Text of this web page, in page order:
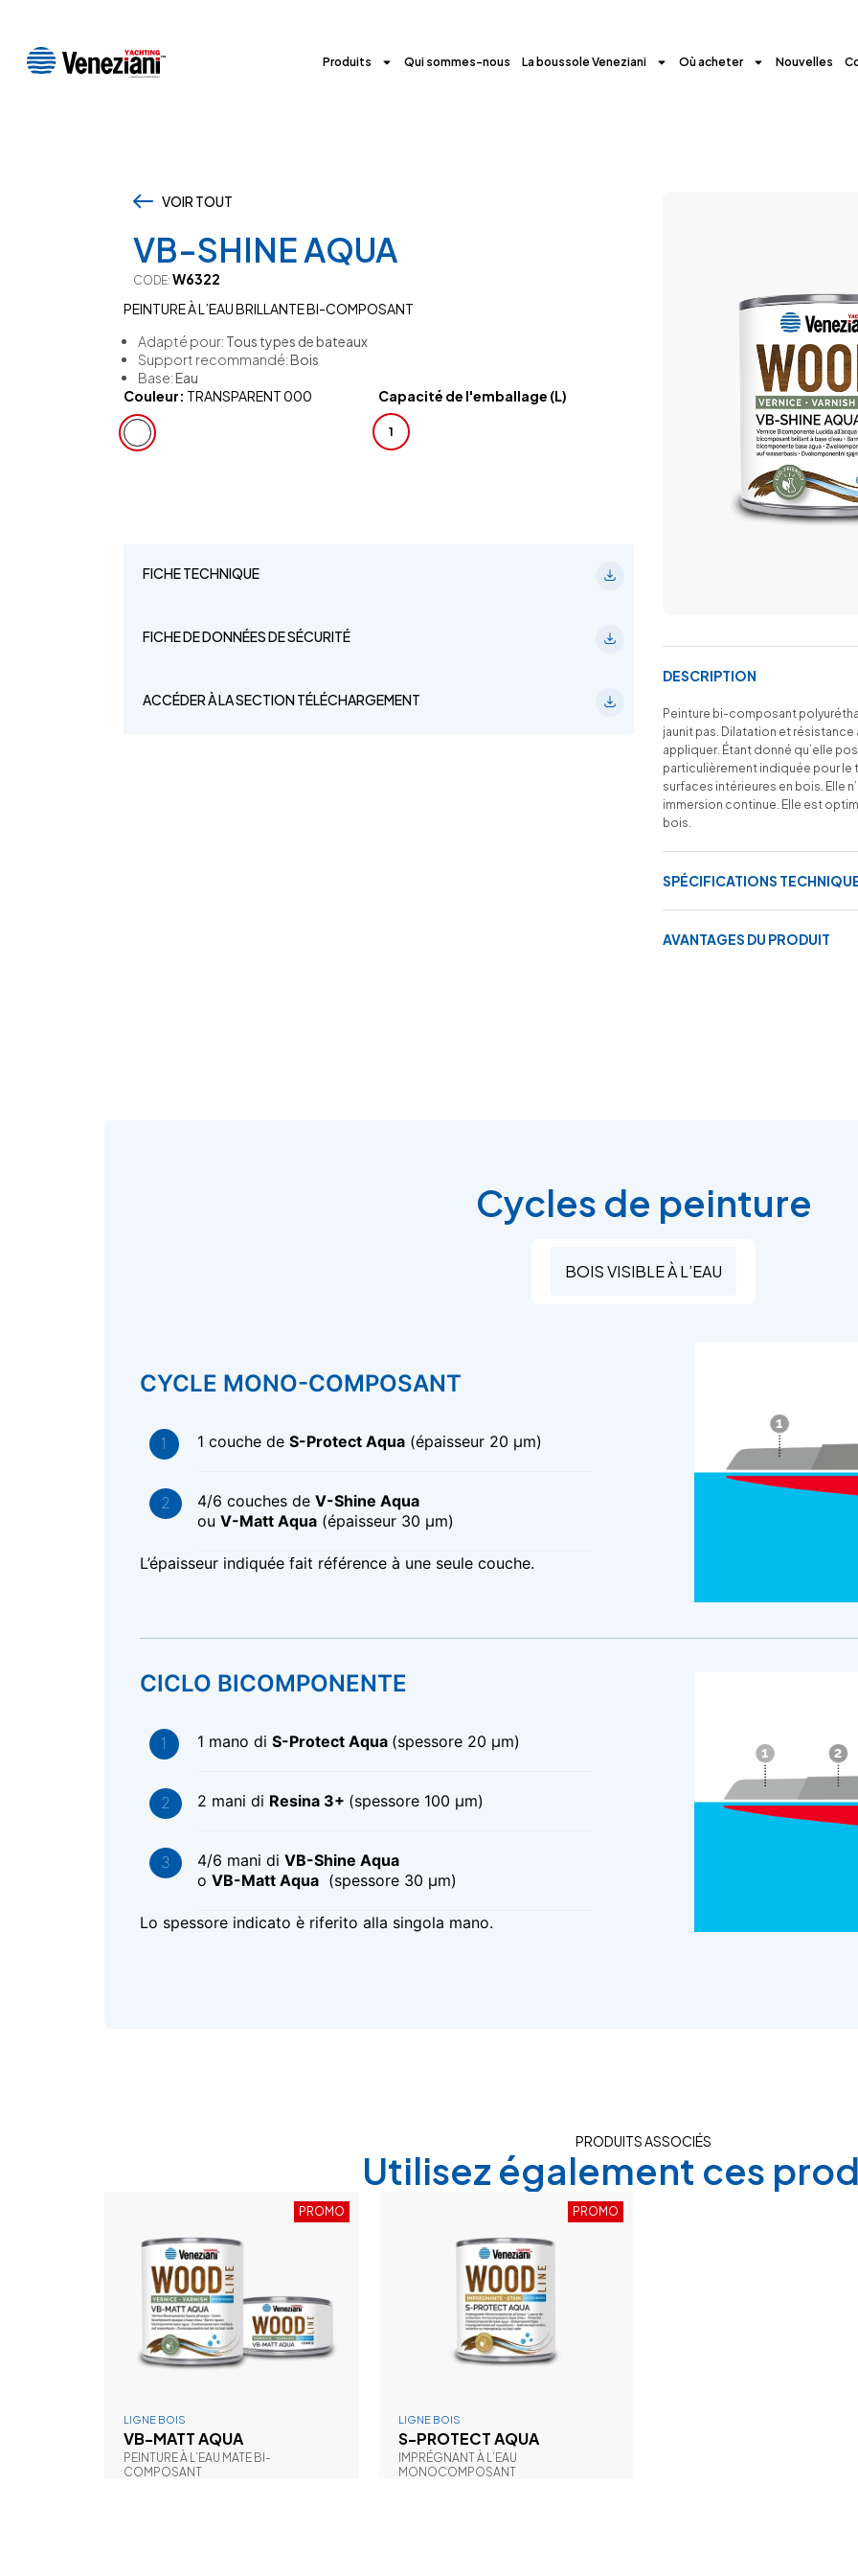
Produits Qui sommes-nous La boussole Veneziani Où acheter Nouvelles
VOIR TOUT,
VB-SHINE AQUA
CODE: W6322
PEINTURE À L’EAU BRILLANTE BI-COMPOSANT
Adapté pour: Tous types de bateaux
Support recommandé:Bois
Base:Eau
Couleur: TRANSPARENT 000 Capacité de l'emballage (L)
1
FICHE TECHNIQUE
FICHE DE DONNÉES DE SÉCURITÉ
ACCÉDER À LA SECTION TÉLÉCHARGEMENT
DESCRIPTION
Peinture bi-composant
jaunit pas. Dilatation et résistance
appliquer. Étant donné qu’elle
particulièrement indiquée pour
surfaces intérieures en bois. Elle
immersion continue. Elle est
bois.
SPÉCIFICATIONS
AVANTAGES DU PRODUIT
Cycles de peinture
BOIS VISIBLE À L’EAU
CYCLE MONO-COMPOSANT
1 couche de S-Protect Aqua (épaisseur 20 μm)
4/6 couches de V-Shine Aqua
ou V-Matt Aqua (épaisseur 30 μm)
L’épaisseur indiquée fait référence à une seule couche.
CICLO BICOMPONENTE
1 mano di S-Protect Aqua (spessore 20 μm)
2 mani di Resina 3+ (spessore 100 μm)
4/6 mani di VB-Shine Aqua
o VB-Matt Aqua (spessore 30 μm)
Lo spessore indicato è riferito alla singola mano.
PRODUITS ASSOCIÉS
Utilisez également ces
PROMO
LIGNE BOIS
VB-MATT AQUA
PEINTURE À L’EAU MATE BI-
COMPOSANT
PROMO
LIGNE BOIS
S-PROTECT AQUA
IMPRÉGNANT À L’EAU
MONOCOMPOSANT